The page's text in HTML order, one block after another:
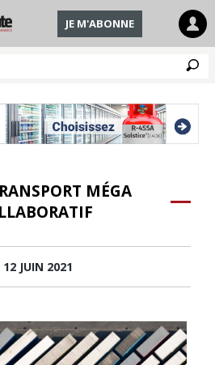
JE M'ABONNE
MÉGA
12 JUIN 2021